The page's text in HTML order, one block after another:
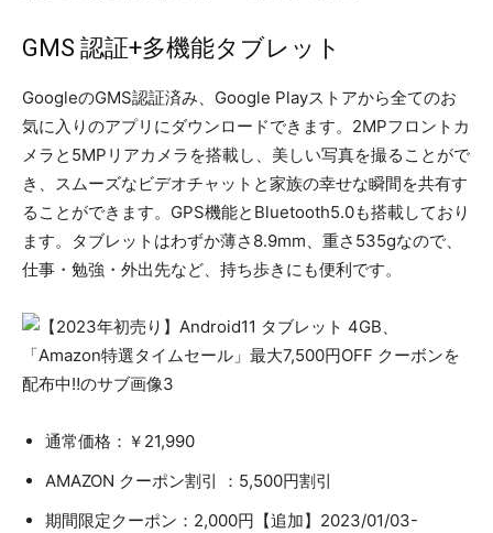
GMS 認証+多機能タブレット
GoogleのGMS認証済み、Google Playストアから全てのお
気に入りのアプリにダウンロードできます。2MPフロントカ
メラと5MPリアカメラを搭載し、美しい写真を撮ることがで
き、スムーズなビデオチャットと家族の幸せな瞬間を共有す
ることができます。GPS機能とBluetooth5.0も搭載しており
ます。タブレットはわずか薄さ8.9mm、重さ535gなので、
仕事・勉強・外出先など、持ち歩きにも便利です。
通常価格：￥21,990
AMAZON クーポン割引 ：5,500円割引
期間限定クーポン：2,000円【追加】2023/01/03-